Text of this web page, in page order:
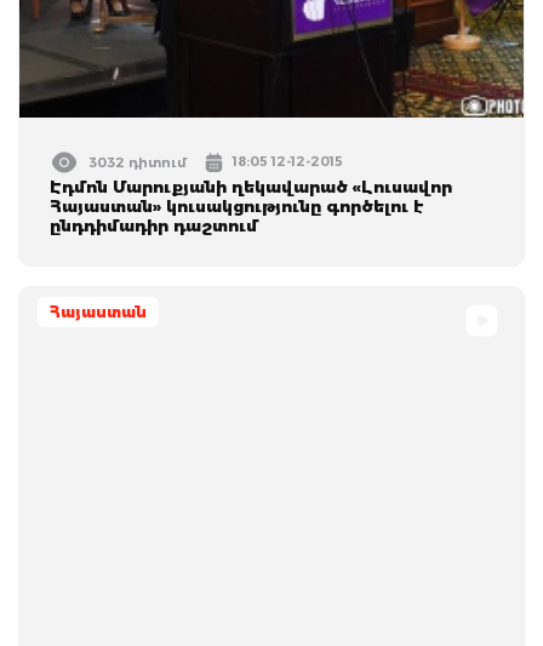
3032 դիտում 18:05 12-12-2015
Էդմոն Մարուքյանի ղեկավարած «Լուսավոր
Հայաստան» կուսակցությունը գործելու է
ընդդիմադիր դաշտում
Հայաստան